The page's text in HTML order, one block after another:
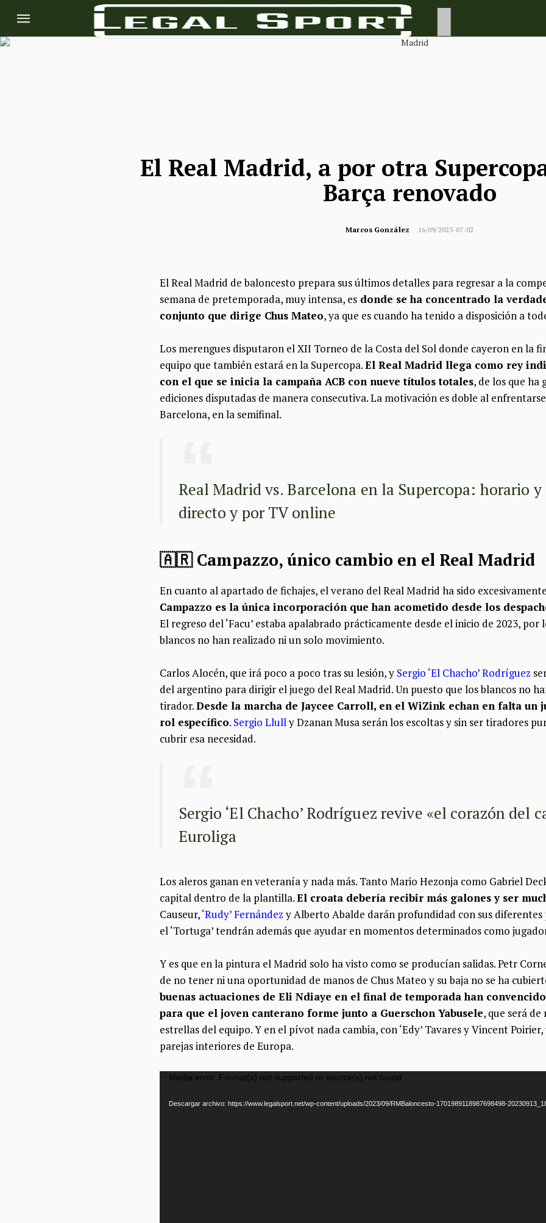
El Real Madrid, a por otra
Barça renovado
Marcos González 16/09/2023-07:02
El Real Madrid de baloncesto prepara sus últimos detalles para regresar a la
semana de pretemporada, muy intensa, es donde se ha concentrado la
conjunto que dirige Chus Mateo, ya que es cuando ha tenido a disposición a
Los merengues disputaron el XII Torneo de la Costa del Sol donde cayeron en la
equipo que también estará en la Supercopa.El Real Madrid llega como rey
con el que se inicia la campaña ACB con nueve títulos totales, de los que ha
ediciones disputadas de manera consecutiva. La motivación es doble al
Barcelona, en la semifinal.
Real Madrid vs. Barcelona en la Supercopa: horario
directo y por TV online
🇦🇷 Campazzo, único cambio en el Real Madrid
En cuanto al apartado de fichajes, el verano del Real Madrid ha sido
Campazzo es la única incorporación que han acometido desde los
El regreso del ‘Facu’ estaba apalabrado prácticamente desde el inicio de 2023, por
blancos no han realizado ni un solo movimiento.
Carlos Alocén, que irá poco a poco tras su lesión, y Sergio ‘El Chacho’ Rodríguez
del argentino para dirigir el juego del Real Madrid. Un puesto que los blancos no
tirador.Desde la marcha de Jaycee Carroll, en el WiZink echan en falta un
rol específico. Sergio Llully Dzanan Musa serán los escoltas y sin ser tiradores
cubrir esa necesidad.
Sergio ‘El Chacho’ Rodríguez revive «el corazón del
Euroliga
Los aleros ganan en veteranía y nada más. Tanto Mario Hezonja como Gabriel
capital dentro de la plantilla.El croata debería recibir más galones y ser
Causeur,‘Rudy’ Fernándezy Alberto Abalde darán profundidad con sus diferentes
el ‘Tortuga’ tendrán además que ayudar en momentos determinados como
Y es que en la pintura el Madrid solo ha visto como se producían salidas. Petr
de no tener ni una oportunidad de manos de Chus Mateo y su baja no se ha
buenas actuaciones de Eli Ndiaye en el final de temporada han
para que el joven canterano forme junto a Guerschon Yabusele, que será
estrellas del equipo. Y en el pívot nada cambia, con ‘Edy’ Tavares y Vincent
parejas interiores de Europa.
Reproductor
Media error: Format(s) not supported or source(s) not found
Descargar archivo: https://www.legalsport.net/wp-content/uploads/2023/09/RMBaloncesto-1701989118987698498-